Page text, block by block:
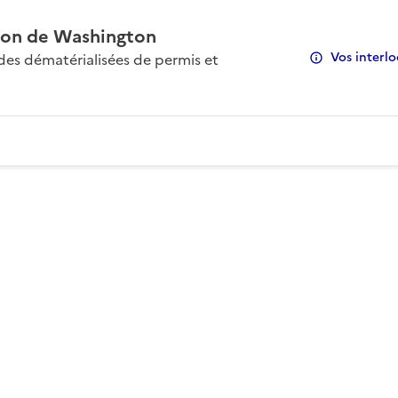
de Washington
dématérialisées de permis et Vos